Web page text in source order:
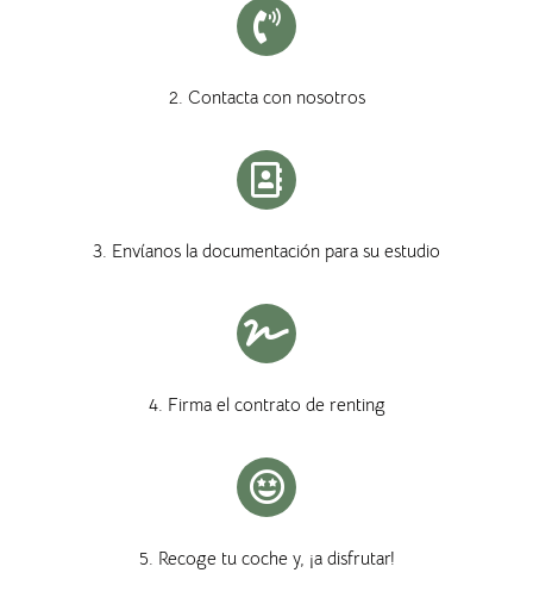
2. Contacta con nosotros
3. Envíanos la documentación para su estudio
4. Firma el contrato de renting
5. Recoge tu coche y, ¡a disfrutar!